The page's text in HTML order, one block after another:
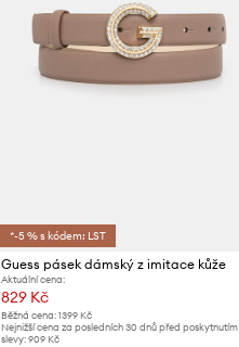
*-5 % s kódem: LST
Guess pásek dámský z imitace kůže
Aktuální cena:
829 Kč
Běžná cena: 1399 Kč
Nejnižší cena za posledních 30 dnů před poskytnutím
slevy: 909 Kč